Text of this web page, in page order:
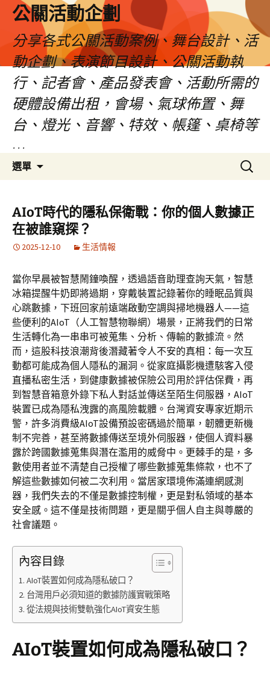
公關活動企劃
分享各式公關活動案例、舞台設計、活
動企劃、表演節目設計、公關活動執
行、記者會、產品發表會、活動所需的
硬體設備出租，會場、氣球佈置、舞
台、燈光、音響、特效、帳篷、桌椅等
…
選單
要
內
容
搜
尋
鍵
字:
AIoT時代的隱私保衛戰：你的個人數據正
在被誰窺探？
2025-12-10 生活情報
當你早晨被智慧鬧鐘喚醒，透過語音助理查詢天氣，智慧
冰箱提醒牛奶即將過期，穿戴裝置記錄著你的睡眠品質與
心跳數據，下班回家前遠端啟動空調與掃地機器人——這
些便利的AIoT（人工智慧物聯網）場景，正將我們的日常
生活轉化為一串串可被蒐集、分析、傳輸的數據流。然
而，這股科技浪潮背後潛藏著令人不安的真相：每一次互
動都可能成為個人隱私的漏洞。從家庭攝影機遭駭客入侵
直播私密生活，到健康數據被保險公司用於評估保費，再
到智慧音箱意外錄下私人對話並傳送至陌生伺服器，AIoT
裝置已成為隱私洩露的高風險載體。台灣資安專家近期示
警，許多消費級AIoT設備預設密碼過於簡單，韌體更新機
制不完善，甚至將數據傳送至境外伺服器，使個人資料暴
露於跨國數據蒐集與潛在濫用的威脅中。更棘手的是，多
數使用者並不清楚自己授權了哪些數據蒐集條款，也不了
解這些數據如何被二次利用。當居家環境佈滿連網感測
器，我們失去的不僅是數據控制權，更是對私領域的基本
安全感。這不僅是技術問題，更是關乎個人自主與尊嚴的
社會議題。
內容目錄
AIoT裝置如何成為隱私破口？
台灣用戶必須知道的數據防護實戰策略
從法規與技術雙軌強化AIoT資安生態
AIoT裝置如何成為隱私破口？